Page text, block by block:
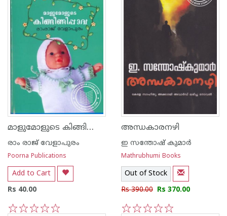
മാളുമോളുടെ കിങ്ങിണിപ്പാവ
രാം രാജ് വേളാപുരം
Poorna Publications
Add to Cart
Rs 40.00
അന്ധകാരനഴി
ഇ സന്തോഷ് കുമാര്‍
Mathrubhumi Books
Out of Stock
Rs 390.00 Rs 370.00